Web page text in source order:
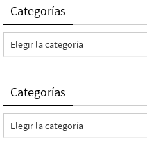
Categorías
Categorías
Categorías
Categorías